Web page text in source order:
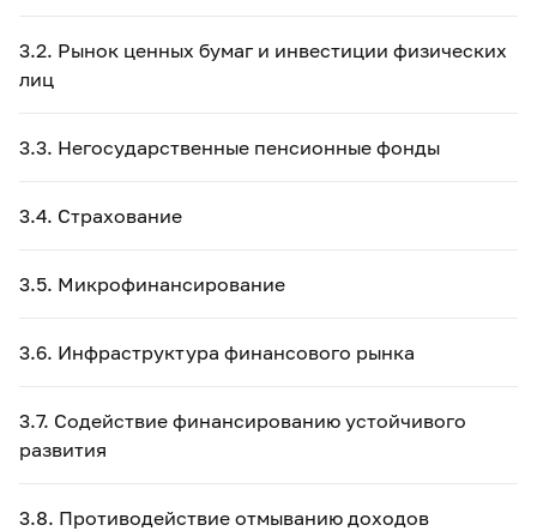
3.2. Рынок ценных бумаг и инвестиции физических
лиц
3.3. Негосударственные пенсионные фонды
3.4. Страхование
3.5. Микрофинансирование
3.6. Инфраструктура финансового рынка
3.7. Содействие финансированию устойчивого
развития
3.8. Противодействие отмыванию доходов